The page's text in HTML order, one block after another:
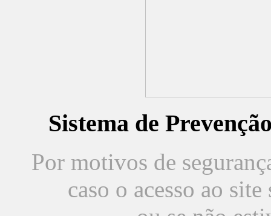
Sistema de
Por motivos de
caso o acesso ao